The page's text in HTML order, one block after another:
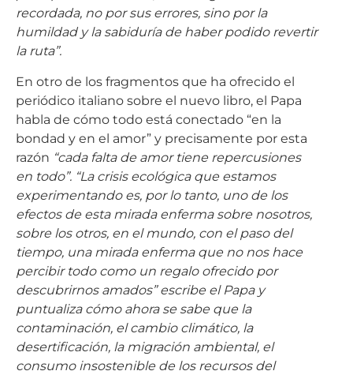
humildad y la sabiduría de haber podido revertir
la ruta”.
En otro de los fragmentos que ha ofrecido el
periódico italiano sobre el nuevo libro, el Papa
habla de cómo todo está conectado “en la
bondad y en el amor” y precisamente por esta
razón“cada falta de amor tiene repercusiones
en todo”. “La crisis ecológica que estamos
experimentando es, por lo tanto, uno de los
efectos de esta mirada enferma sobre nosotros,
sobre los otros, en el mundo, con el paso del
tiempo, una mirada enferma que no nos hace
percibir todo como un regalo ofrecido por
descubrirnos amados” escribe el Papa y
puntualiza cómo ahora se sabe que la
contaminación, el cambio climático, la
desertificación, la migración ambiental, el
consumo insostenible de los recursos del
planeta, la acidificación de los océanos, la